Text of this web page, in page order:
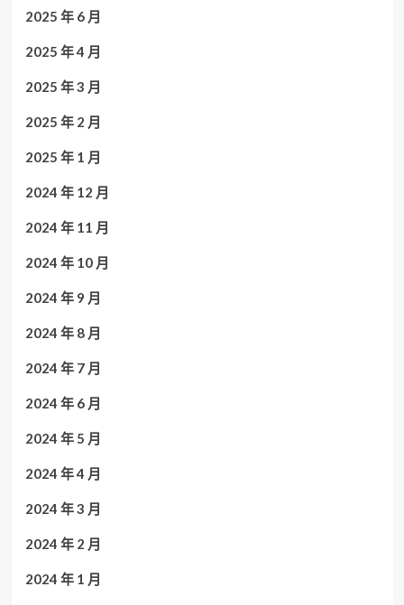
2025 年 6 月
2025 年 4 月
2025 年 3 月
2025 年 2 月
2025 年 1 月
2024 年 12 月
2024 年 11 月
2024 年 10 月
2024 年 9 月
2024 年 8 月
2024 年 7 月
2024 年 6 月
2024 年 5 月
2024 年 4 月
2024 年 3 月
2024 年 2 月
2024 年 1 月